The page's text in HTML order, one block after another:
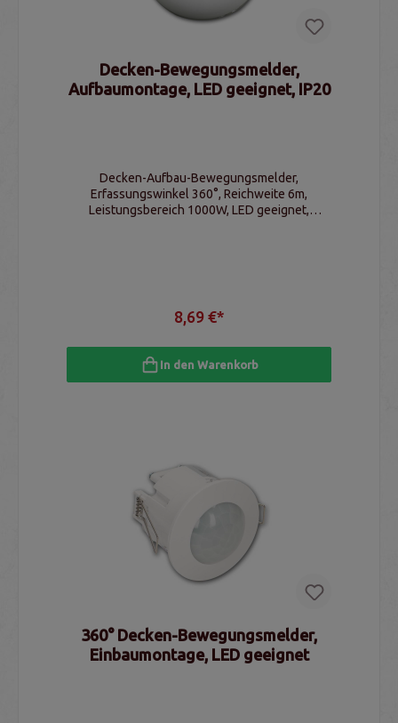
Decken-Bewegungsmelder,
Aufbaumontage, LED geeignet, IP20
Decken-Aufbau-Bewegungsmelder,
Erfassungswinkel 360°, Reichweite 6m,
Leistungsbereich 1000W, LED geeignet,
8,69 €*
In den Warenkorb
360° Decken-Bewegungsmelder,
Einbaumontage, LED geeignet